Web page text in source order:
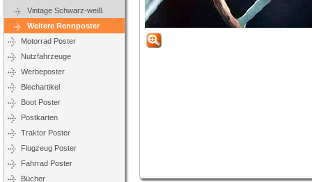
Vintage Schwarz-weiß
Weitere Rennposter
Motorrad Poster
Nutzfahrzeuge
Werbeposter
Blechartikel
Boot Poster
Postkarten
Traktor Poster
Flugzeug Poster
Fahrrad Poster
Bücher